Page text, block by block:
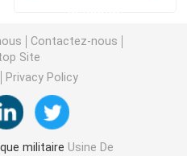
Contactez-nous
Site
Privacy Policy
militaire Usine De